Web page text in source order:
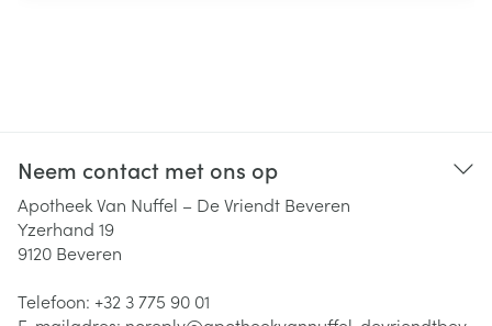
Neem contact met ons op
Apotheek Van Nuffel – De Vriendt Beveren
Yzerhand 19
9120 Beveren
Telefoon: +32 3 775 90 01